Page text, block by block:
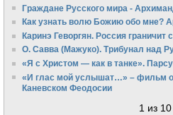
Граждане Русского мира -
Как узнать волю Божию обо мне?
Каринэ Геворгян. Россия граничит
О. Савва (Мажуко). Трибунал над
«Я с Христом — как в танке».
«И глас мой услышат…» – фильм о
Каневском Феодосии
1 из 10